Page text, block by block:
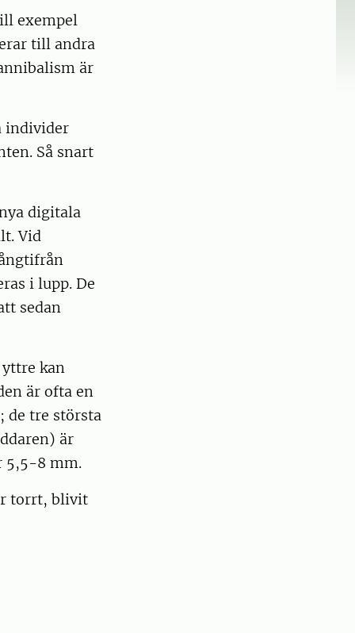
exempel
till andra
är
individer
Så snart
digitala
Vid
i lupp. De
sedan
kan
är ofta en
de tre största
är
5,5-8 mm.
torrt, blivit